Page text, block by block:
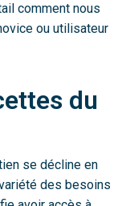
comment nous
ou utilisateur
du
se décline en
des besoins